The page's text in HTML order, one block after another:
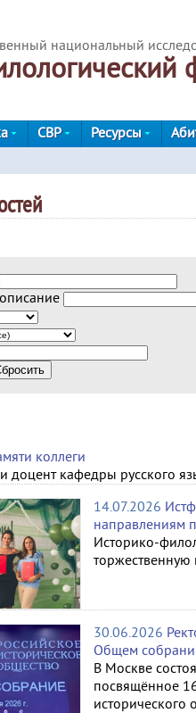
национальный
СВР Ресурсы
коллеги
доцент кафедры русского
14.07.2026
направлениям
Историко-
30.06.2026
Общем
В Москве
посвящённое
исторического